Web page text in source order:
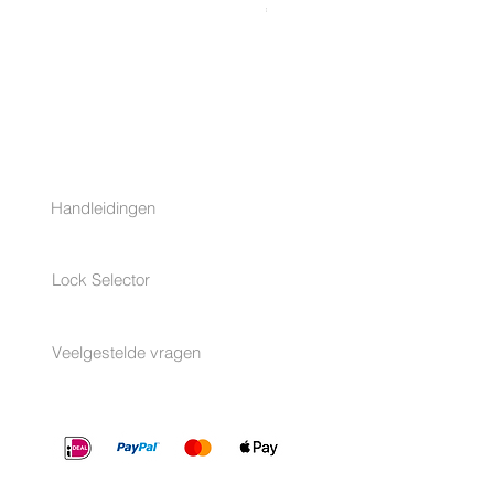
Prijs
€ 29,90
Handleidingen
Lock Selector
Veelgestelde vragen